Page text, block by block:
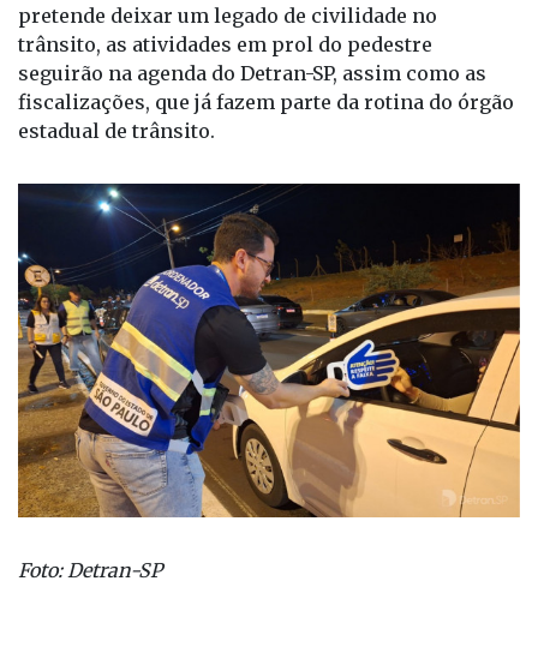
pretende deixar um legado de civilidade no
trânsito, as atividades em prol do pedestre
seguirão na agenda do Detran-SP, assim como as
fiscalizações, que já fazem parte da rotina do órgão
estadual de trânsito.
Foto: Detran-SP